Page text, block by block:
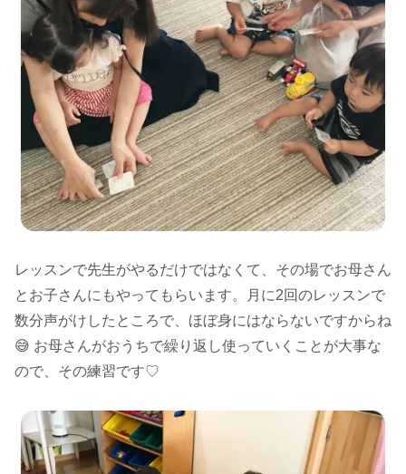
レッスンで先生がやるだけではなくて、その場でお母さん
とお子さんにもやってもらいます。月に2回のレッスンで
数分声がけしたところで、ほぼ身にはならないですからね
😅 お母さんがおうちで繰り返し使っていくことが大事な
ので、その練習です♡